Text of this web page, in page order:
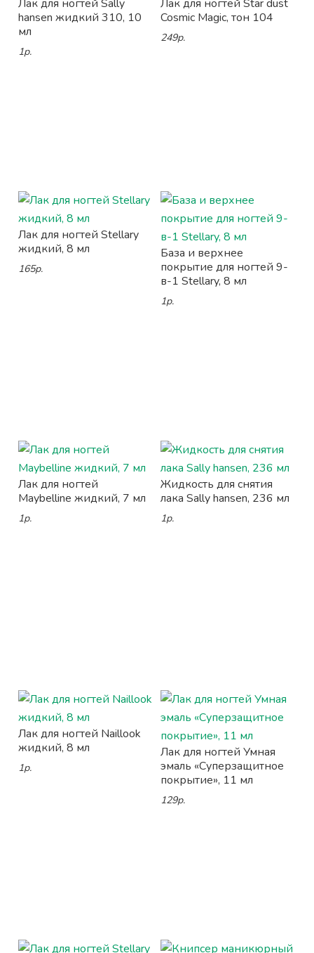
Лак для ногтей Sally
hansen жидкий 310, 10
мл
1р.
Лак для ногтей Star dust
Cosmic Magic, тон 104
249р.
Лак для ногтей Stellary
жидкий, 8 мл
165р.
База и верхнее
покрытие для ногтей 9-
в-1 Stellary, 8 мл
1р.
Лак для ногтей
Maybelline жидкий, 7 мл
1р.
Жидкость для снятия
лака Sally hansen, 236 мл
1р.
Лак для ногтей Naillook
жидкий, 8 мл
1р.
Лак для ногтей Умная
эмаль «Суперзащитное
покрытие», 11 мл
129р.